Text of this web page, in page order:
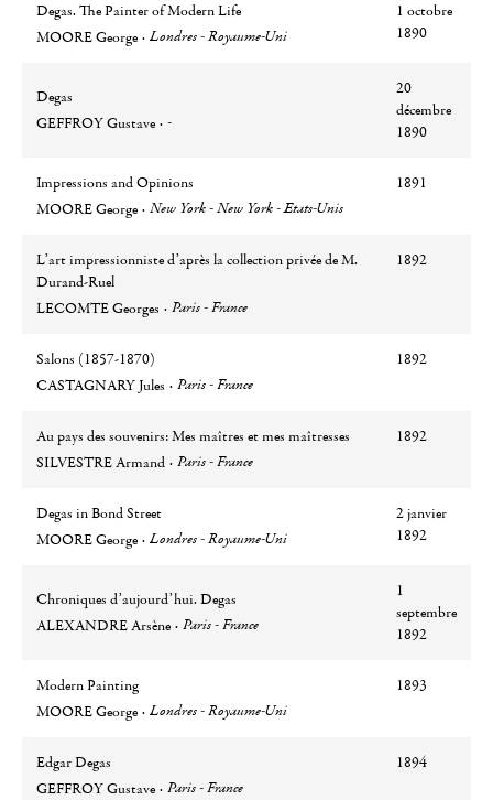
Degas. The Painter of Modern Life
Auteur
MOORE George
Ville Londres - Royaume-Uni
1 octobre
1890
Degas
Auteur
GEFFROY Gustave
Ville -
20
décembre
1890
Impressions and Opinions
Auteur
MOORE George
Ville New York - New York - Etats-Unis
1891
L’art impressionniste d’après la collection privée de M.
Durand-Ruel
Auteur
LECOMTE Georges
Ville Paris - France
1892
Salons (1857-1870)
Auteur
CASTAGNARY Jules
Ville Paris - France
1892
Au pays des souvenirs: Mes maîtres et mes maîtresses
Auteur
SILVESTRE Armand
Ville Paris - France
1892
Degas in Bond Street
Auteur
MOORE George
Ville Londres - Royaume-Uni
2 janvier
1892
Chroniques d’aujourd’hui. Degas
Auteur
ALEXANDRE Arsène
Ville Paris - France
1
septembre
1892
Modern Painting
Auteur
MOORE George
Ville Londres - Royaume-Uni
1893
Edgar Degas
Auteur
GEFFROY Gustave
Ville Paris - France
1894